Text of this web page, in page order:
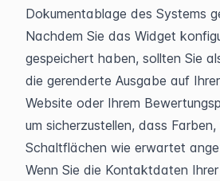
Dokumentablage des Systems
Nachdem Sie das Widget
gespeichert haben, sollten Sie
die gerenderte Ausgabe auf
Website oder Ihrem
um sicherzustellen, dass
Schaltflächen wie erwartet
Wenn Sie die Kontaktdaten